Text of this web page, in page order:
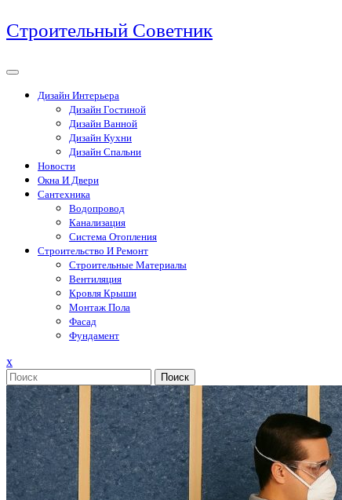
Перейти
к
Строительный Советник
Дизайн Интерьера
Дизайн Гостиной
Дизайн Ванной
Дизайн Кухни
Дизайн Спальни
Новости
Окна И Двери
Сантехника
Водопровод
Канализация
Система Отопления
Строительство И Ремонт
Строительные Материалы
Вентиляция
Кровля Крыши
Монтаж Пола
Фасад
Фундамент
xЗакрыть
меню
Поиск